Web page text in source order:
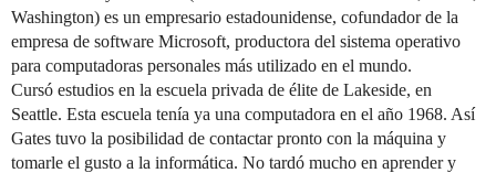
Washington) es un empresario estadounidense, cofundador de la
empresa de software Microsoft, productora del sistema operativo
para computadoras personales más utilizado en el mundo.
Cursó estudios en la escuela privada de élite de Lakeside, en
Seattle. Esta escuela tenía ya una computadora en el año 1968. Así
Gates tuvo la posibilidad de contactar pronto con la máquina y
tomarle el gusto a la informática. No tardó mucho en aprender y